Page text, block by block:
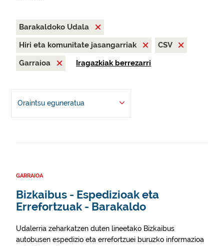
Barakaldoko Udala
Hiri eta komunitate jasangarriak
CSV
Garraioa
Iragazkiak berrezarri
Oraintsu eguneratua
GARRAIOA
Bizkaibus - Espedizioak eta
Errefortzuak - Barakaldo
Udalerria zeharkatzen duten lineetako Bizkaibus
autobusen espedizio eta errefortzuei buruzko informazioa